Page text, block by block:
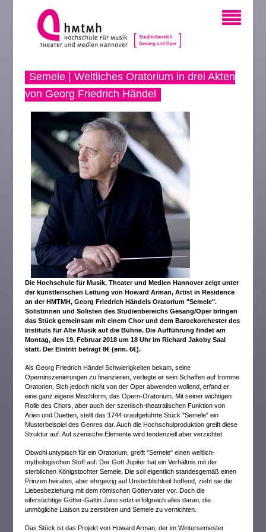
Semele | Weltliches Oratorium in drei Akten
von Georg Friedrich Händel
Die Hochschule für Musik, Theater und Medien Hannover zeigt unter
der künstlerischen Leitung von Howard Arman, Artist in Residence
an der HMTMH, Georg Friedrich Händels Oratorium "Semele".
Solistinnen und Solisten des Studienbereichs Gesang/Oper bringen
das Stück gemeinsam mit einem Chor und dem Barockorchester des
Instituts für Alte Musik auf die Bühne. Die Aufführung findet am
Montag, den 19. Februar 2018 um 18 Uhr im Richard Jakoby Saal
statt. Der Eintritt beträgt 8€ (erm. 6€).
Als Georg Friedrich Händel Schwierigkeiten bekam, seine
Operninszenierungen zu finanzieren, verlegte er sein Schaffen auf fromme
Oratorien. Sich jedoch nicht von der Oper abwenden wollend, erfand er
eine ganz eigene Mischform, das Opern-Oratorium. Mit seiner wichtigen
Rolle des Chors, aber auch der szenisch-theatralischen Funktion von
Arien und Duetten, stellt das 1744 uraufgeführte Stück "Semele" ein
Musterbeispiel des Genres dar. Auch die Hochschulproduktion greift diese
Struktur auf. Auf szenische Elemente wird tendenziell aber verzichtet.
Obwohl untypisch für ein Oratorium, greift "Semele" einen weltlich-
mythologischen Stoff auf: Der Gott Jupiter hat ein Verhältnis mit der
sterblichen Königstochter Semele. Die soll eigentlich standesgemäß einen
Prinzen heiraten, aber ehrgeizig auf Unsterblichkeit hoffend, zieht sie die
Liebesbeziehung mit dem römischen Göttervater vor. Doch die
eifersüchtige Götter-Gattin Juno setzt erfolgreich alles daran, die
unmögliche Liaison zu zerstören und Semele zu vernichten.
Das Stück ist das Projekt von Howard Arman, der im Wintersemester